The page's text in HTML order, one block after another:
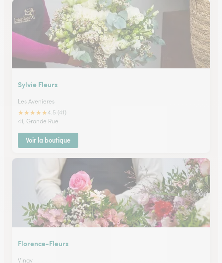
Sylvie Fleurs
Les Avenieres
★★★★★4.5 (41)
41, Grande Rue
Voir la boutique
Florence-Fleurs
Vinay